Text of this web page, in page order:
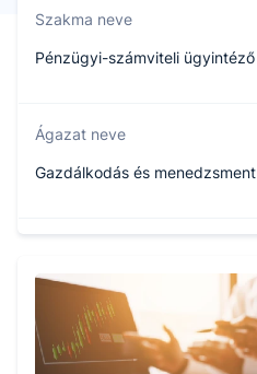
Szakma neve
Pénzügyi-számviteli ügyintéző
Ágazat neve
Gazdálkodás és menedzsment
504110901
Képzés időtartama